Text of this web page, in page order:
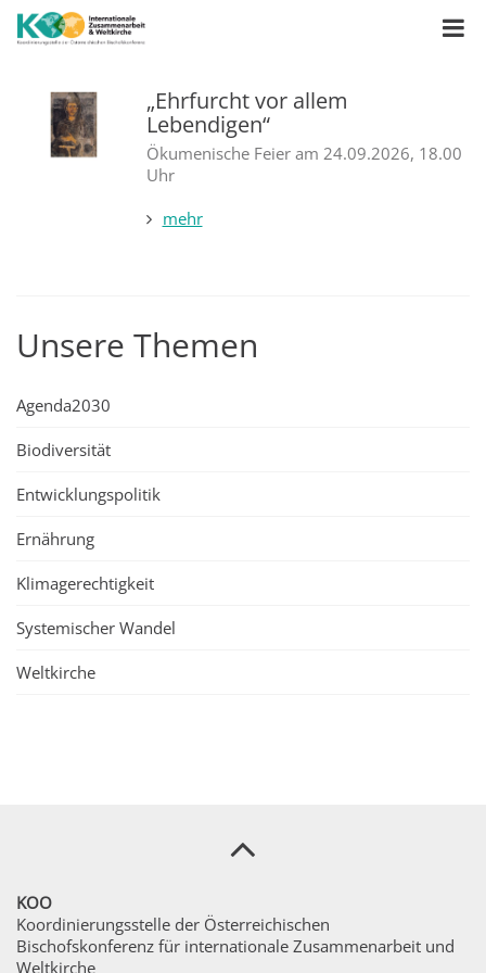
„Ehrfurcht vor allem
Lebendigen“
Ökumenische Feier am 24.09.2026, 18.00
Uhr
mehr
Unsere Themen
Agenda2030
Biodiversität
Entwicklungspolitik
Ernährung
Klimagerechtigkeit
Systemischer Wandel
Weltkirche
KOO
Koordinierungsstelle der Österreichischen
Bischofskonferenz für internationale Zusammenarbeit und
Weltkirche